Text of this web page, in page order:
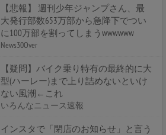
【悲報】 週刊少年ジャンプさん、最
大発行部数653万部から急降下でつい
に100万部を割ってしまうwwwwww
News30Over
【疑問】バイク乗り特有の最終的に大
型(ハーレー)まで上り詰めないといけ
ない風潮←これ
いろんなニュース速報
インスタで「閉店のお知らせ」と言う